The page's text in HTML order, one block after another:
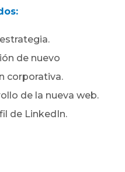
de nuevo
corporativa.
de la nueva web.
de LinkedIn.